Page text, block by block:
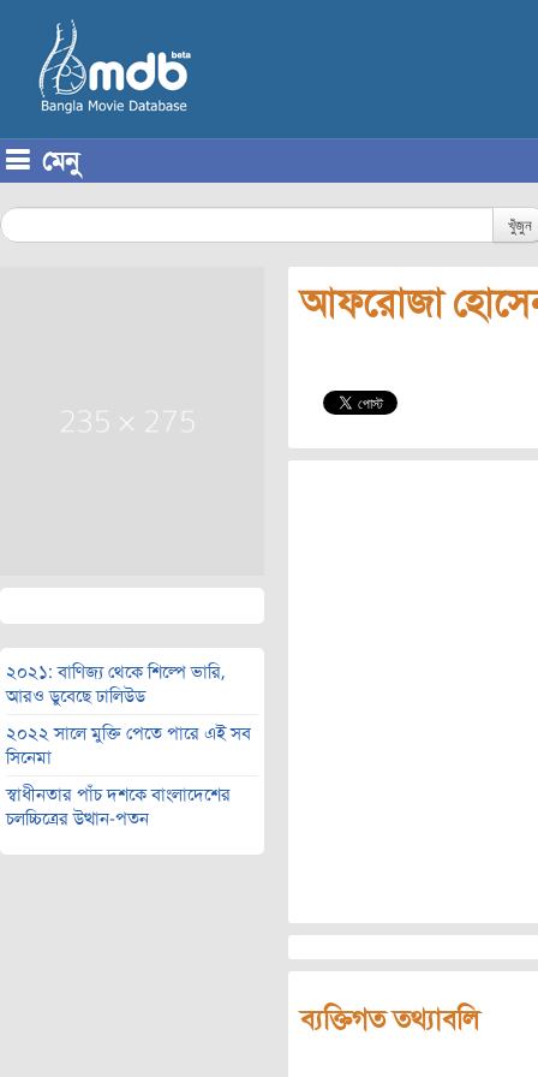
মেনু
খুঁজুন
২০২১: বাণিজ্য থেকে শিল্পে ভারি,
আরও ডুবেছে ঢালিউড
২০২২ সালে মুক্তি পেতে পারে এই সব
সিনেমা
স্বাধীনতার পাঁচ দশকে বাংলাদেশের
চলচ্চিত্রের উত্থান-পতন
আফরোজা
ব্যক্তিগত তথ্যাবলি